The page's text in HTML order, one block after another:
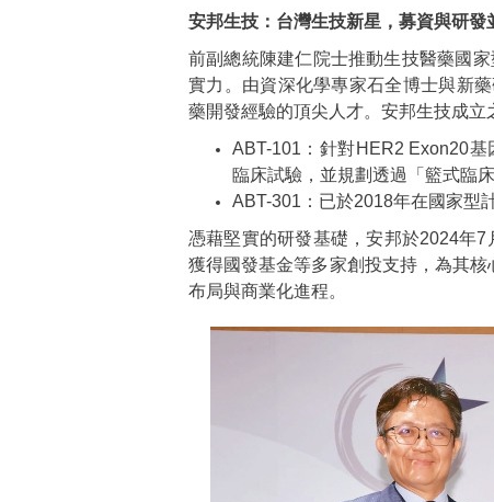
安邦生技：台灣生技新星，募資與研發
前副總統陳建仁院士推動生技醫藥國
實力。由資深化學專家石全博士與新
藥開發經驗的頂尖人才。安邦生技成立
ABT-101：針對HER2 Exon20
臨床試驗，並規劃透過「籃式臨
ABT-301：已於2018年在國家型
憑藉堅實的研發基礎，安邦於2024年
獲得國發基金等多家創投支持，為其
布局與商業化進程。